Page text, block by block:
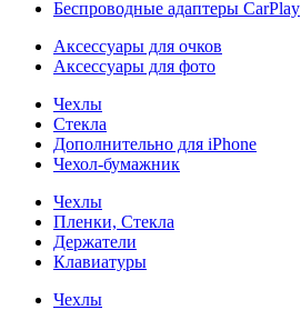
Беспроводные адаптеры CarPlay
Аксессуары для очков
Аксессуары для фото
Чехлы
Стекла
Дополнительно для iPhone
Чехол-бумажник
Чехлы
Пленки, Стекла
Держатели
Клавиатуры
Чехлы